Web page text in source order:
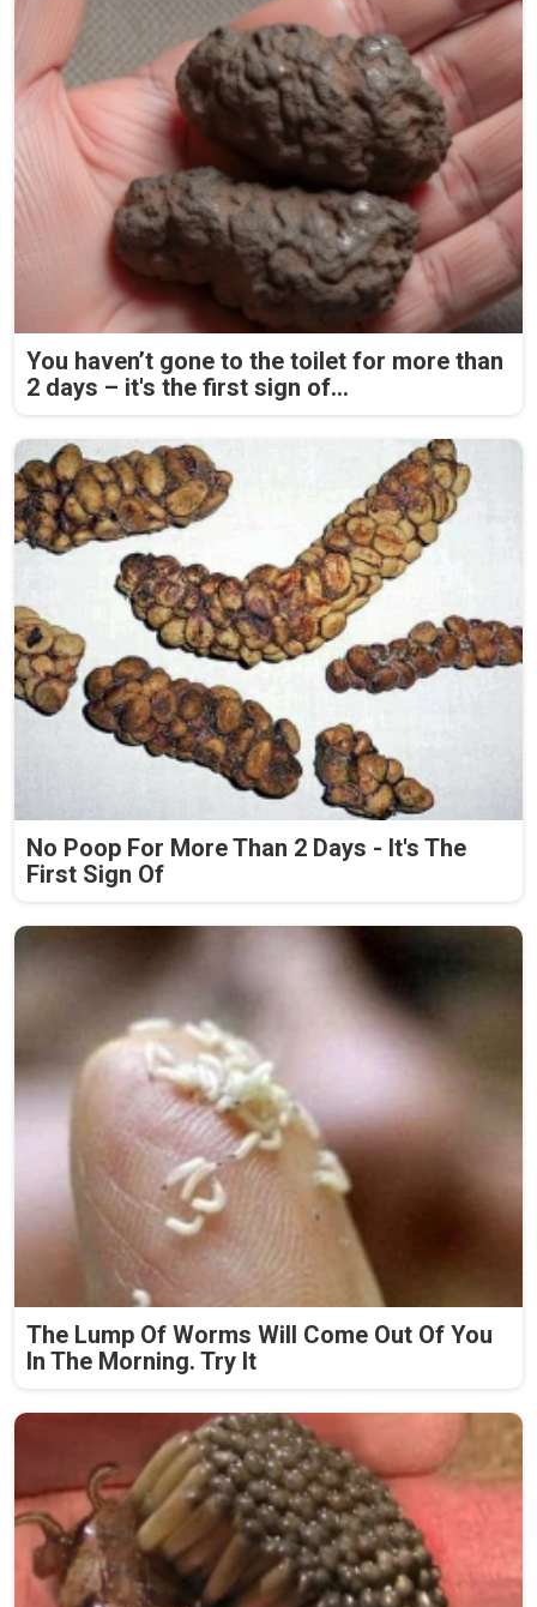
You haven’t gone to the toilet for more than
2 days – it's the first sign of...
No Poop For More Than 2 Days - It's The
First Sign Of
The Lump Of Worms Will Come Out Of You
In The Morning. Try It